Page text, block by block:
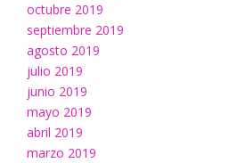
octubre 2019
septiembre 2019
agosto 2019
julio 2019
junio 2019
mayo 2019
abril 2019
marzo 2019